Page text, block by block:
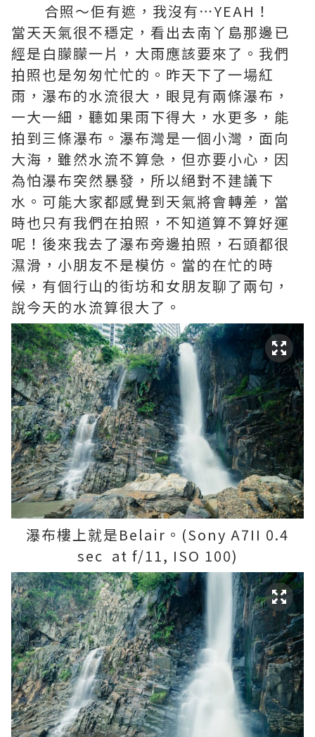
合照～佢有遮，我沒有⋯YEAH！
當天天氣很不穩定，看出去南丫島那邊已
經是白朦朦一片，大雨應該要來了。我們
拍照也是匆匆忙忙的。昨天下了一場紅
雨，瀑布的水流很大，眼見有兩條瀑布，
一大一細，聽如果雨下得大，水更多，能
拍到三條瀑布。瀑布灣是一個小灣，面向
大海，雖然水流不算急，但亦要小心，因
為怕瀑布突然暴發，所以絕對不建議下
水。可能大家都感覺到天氣將會轉差，當
時也只有我們在拍照，不知道算不算好運
呢！後來我去了瀑布旁邊拍照，石頭都很
濕滑，小朋友不是模仿。當的在忙的時
候，有個行山的街坊和女朋友聊了兩句，
說今天的水流算很大了。
瀑布樓上就是Belair。(Sony A7II 0.4
sec at f/11, ISO 100)